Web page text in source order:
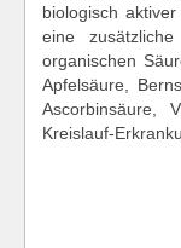
biologisch
eine
organischen
Apfelsäure,
Ascorbinsäure,
Kreislauf-